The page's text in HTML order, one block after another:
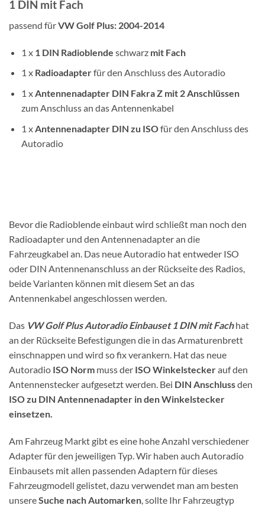
1 DIN mit Fach
passend fürVW Golf Plus: 2004-2014
1 x 1 DIN Radioblende schwarz mit Fach
1 x Radioadapterfür den Anschluss des Autoradio
1 xAntennenadapter DIN Fakra Z mit 2 Anschlüssen
zum Anschluss an das Antennenkabel
1 x Antennenadapter DIN zu ISOfür den Anschluss des
Autoradio
Bevor die Radioblende einbaut wird schließt man noch den
Radioadapter und den Antennenadapter an die
Fahrzeugkabel an. Das neue Autoradio hat entweder ISO
oder DIN Antennenanschluss an der Rückseite des Radios,
beide Varianten können mit diesem Set an das
Antennenkabel angeschlossen werden.
Das VW Golf Plus Autoradio Einbauset 1 DIN mit Fachhat
an der Rückseite Befestigungen die in das Armaturenbrett
einschnappen und wird so fix verankern. Hat das neue
Autoradio ISO Norm muss der ISO Winkelsteckerauf den
Antennenstecker aufgesetzt werden. Bei DIN Anschlussden
ISO zu DIN Antennenadapter in den Winkelstecker
einsetzen.
Am Fahrzeug Markt gibt es eine hohe Anzahl verschiedener
Adapter für den jeweiligen Typ. Wir haben auch Autoradio
Einbausets mit allen passenden Adaptern für dieses
Fahrzeugmodell gelistet, dazu verwendet man am besten
unsereSuche nach Automarken , sollte Ihr Fahrzeugtyp